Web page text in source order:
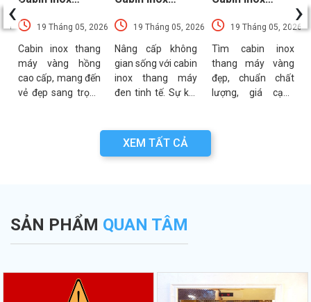
Thang Máy
Vàng Hồng
Sang Trọng
Nhất
19 Tháng 05, 2026
Cabin inox thang
máy vàng hồng
cao cấp, mang đến
vẻ đẹp sang trọng
mã đa dạng, bền
bỉ, giá tại xưởng.
Thang Máy Đen
Nổi Bật Xu
Hướng Nhất
19 Tháng 05, 2026
Nâng cấp không
gian sống với cabin
inox thang máy
đen tinh tế. Sự kết
sắc đen thời
Thang Máy
Vàng Được Ưa
Chuộng Nhất
19 Tháng 05, 2026
Tìm cabin inox
thang máy vàng
đẹp, chuẩn chất
lượng, giá cạnh
‹ ›
XEM TẤT CẢ
SẢN PHẨM QUAN TÂM